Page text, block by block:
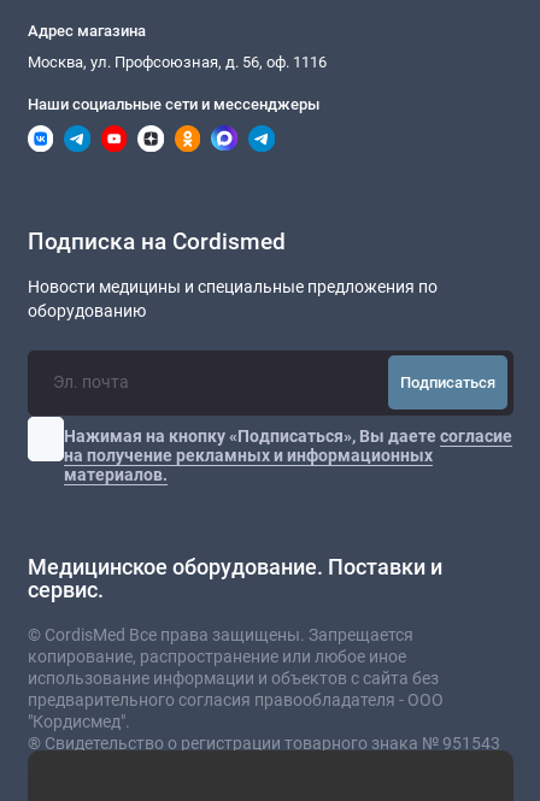
Адрес магазина
Москва, ул. Профсоюзная, д. 56, оф. 1116
Наши социальные сети и мессенджеры
Подписка на Cordismed
Новости медицины и специальные предложения по
оборудованию
Подписаться
Нажимая на кнопку «Подписаться», Вы даетесогласие
на получение рекламных и информационных
материалов.
Медицинское оборудование. Поставки и
сервис.
© CordisMed Все права защищены. Запрещается
копирование, распространение или любое иное
использование информации и объектов с сайта без
предварительного согласия правообладателя - ООО
"Кордисмед".
® Свидетельство о регистрации товарного знака № 951543
от 03.07.2023